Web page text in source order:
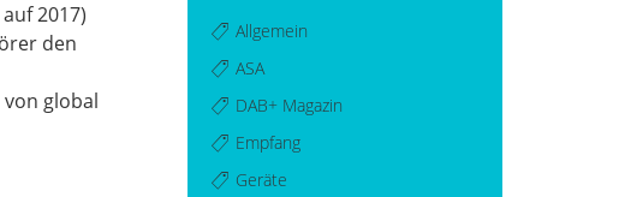
2017)
den
global
Allgemein
ASA
DAB+ Magazin
Empfang
Geräte